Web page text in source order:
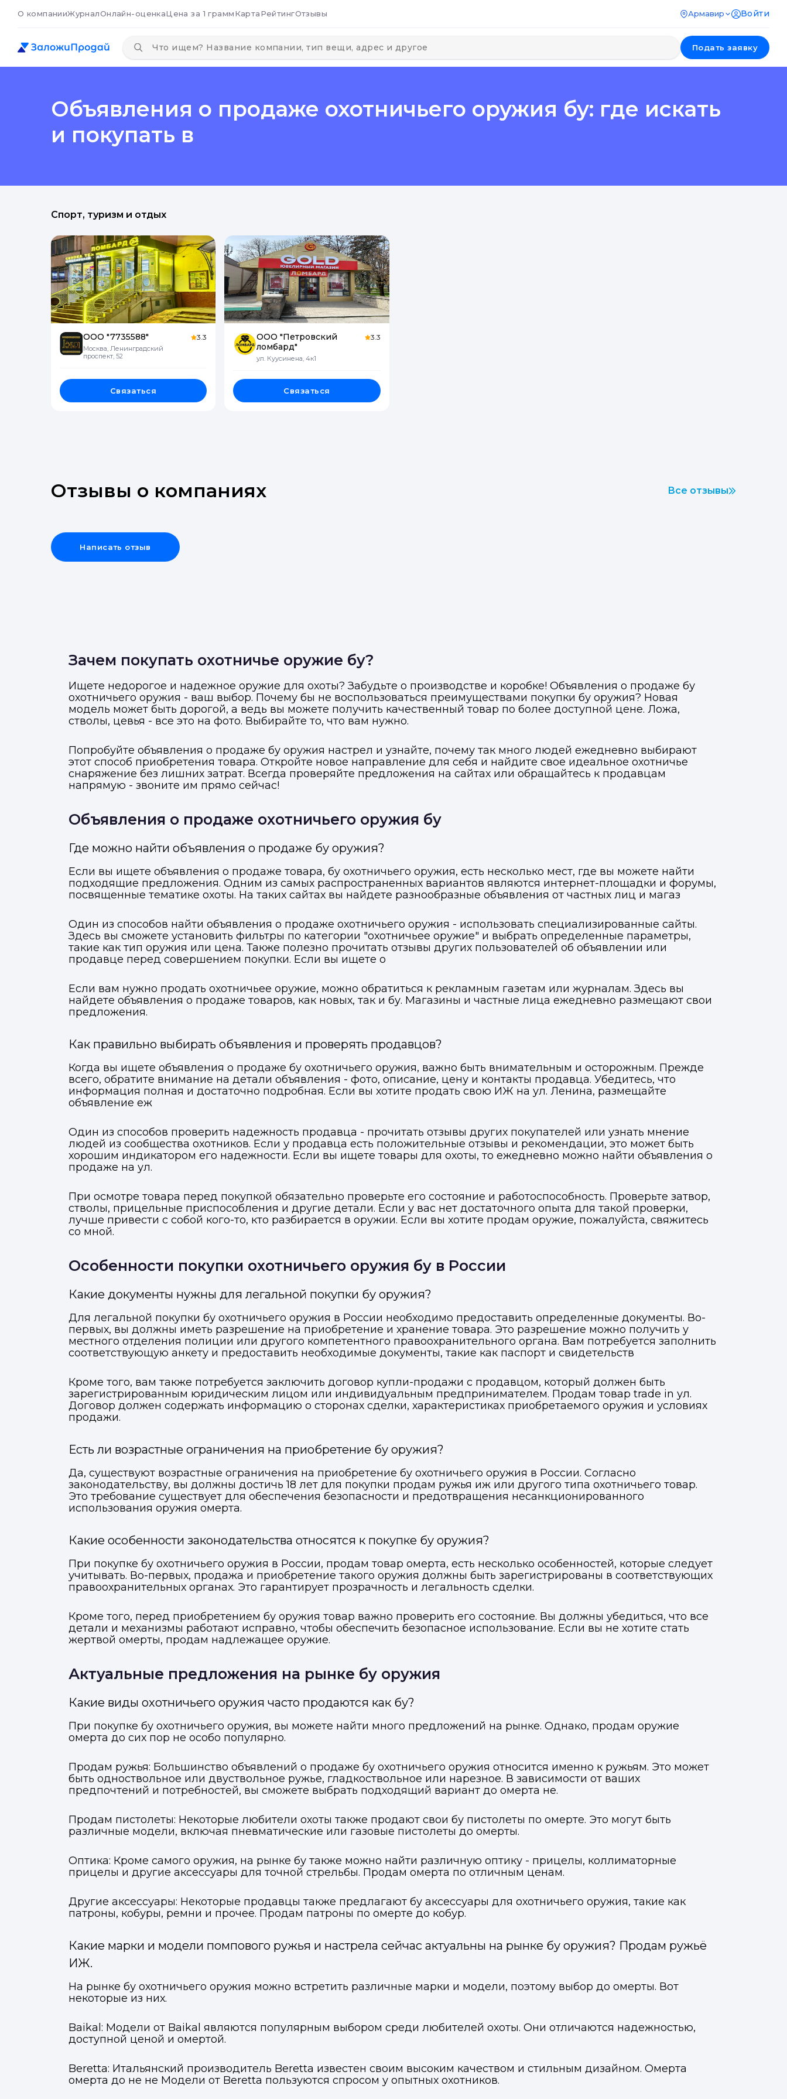
О компанииЖурналОнлайн-оценкаЦена за 1 граммКартаРейтингОтзывы Армавир Войти
Подать заявку
Мы отправим код для входа на ваш номер телефона.
Отправить код
Отправьте заявку через мессенджер-бот — магазины увидят её и пришлют предложения. Фото, описание и AI-оценка
прямо в чате.
ВКонтакте
Войти в ЛК и заполнить форму
Отправьте заявку через мессенджер-бот — магазины увидят её и пришлют предложения. Фото, описание и AI-оценка
прямо в чате.
ВКонтакте
Войти в ЛК и заполнить форму
Объявления о продаже охотничьего оружия бу: где искать
и покупать в
Спорт, туризм и отдых
ООО "7735588"
Москва, Ленинградский
проспект, 52
3.3
Связаться
ООО "Петровский
ломбард"
ул. Куусинена, 4к1
3.3
Связаться
Отзывы о компаниях Все отзывы
Написать отзыв
Зачем покупать охотничье оружие бу?
Ищете недорогое и надежное оружие для охоты? Забудьте о производстве и коробке! Объявления о продаже бу
охотничьего оружия - ваш выбор. Почему бы не воспользоваться преимуществами покупки бу оружия? Новая
модель может быть дорогой, а ведь вы можете получить качественный товар по более доступной цене. Ложа,
стволы, цевья - все это на фото. Выбирайте то, что вам нужно.
Попробуйте объявления о продаже бу оружия настрел и узнайте, почему так много людей ежедневно выбирают
этот способ приобретения товара. Откройте новое направление для себя и найдите свое идеальное охотничье
снаряжение без лишних затрат. Всегда проверяйте предложения на сайтах или обращайтесь к продавцам
напрямую - звоните им прямо сейчас!
Объявления о продаже охотничьего оружия бу
Где можно найти объявления о продаже бу оружия?
Если вы ищете объявления о продаже товара, бу охотничьего оружия, есть несколько мест, где вы можете найти
подходящие предложения. Одним из самых распространенных вариантов являются интернет-площадки и форумы,
посвященные тематике охоты. На таких сайтах вы найдете разнообразные объявления от частных лиц и магаз
Один из способов найти объявления о продаже охотничьего оружия - использовать специализированные сайты.
Здесь вы сможете установить фильтры по категории "охотничьее оружие" и выбрать определенные параметры,
такие как тип оружия или цена. Также полезно прочитать отзывы других пользователей об объявлении или
продавце перед совершением покупки. Если вы ищете о
Если вам нужно продать охотничьее оружие, можно обратиться к рекламным газетам или журналам. Здесь вы
найдете объявления о продаже товаров, как новых, так и бу. Магазины и частные лица ежедневно размещают свои
предложения.
Как правильно выбирать объявления и проверять продавцов?
Когда вы ищете объявления о продаже бу охотничьего оружия, важно быть внимательным и осторожным. Прежде
всего, обратите внимание на детали объявления - фото, описание, цену и контакты продавца. Убедитесь, что
информация полная и достаточно подробная. Если вы хотите продать свою ИЖ на ул. Ленина, размещайте
объявление еж
Один из способов проверить надежность продавца - прочитать отзывы других покупателей или узнать мнение
людей из сообщества охотников. Если у продавца есть положительные отзывы и рекомендации, это может быть
хорошим индикатором его надежности. Если вы ищете товары для охоты, то ежедневно можно найти объявления о
продаже на ул.
При осмотре товара перед покупкой обязательно проверьте его состояние и работоспособность. Проверьте затвор,
стволы, прицельные приспособления и другие детали. Если у вас нет достаточного опыта для такой проверки,
лучше привести с собой кого-то, кто разбирается в оружии. Если вы хотите продам оружие, пожалуйста, свяжитесь
со мной.
Особенности покупки охотничьего оружия бу в России
Какие документы нужны для легальной покупки бу оружия?
Для легальной покупки бу охотничьего оружия в России необходимо предоставить определенные документы. Во-
первых, вы должны иметь разрешение на приобретение и хранение товара. Это разрешение можно получить у
местного отделения полиции или другого компетентного правоохранительного органа. Вам потребуется заполнить
соответствующую анкету и предоставить необходимые документы, такие как паспорт и свидетельств
Кроме того, вам также потребуется заключить договор купли-продажи с продавцом, который должен быть
зарегистрированным юридическим лицом или индивидуальным предпринимателем. Продам товар trade in ул.
Договор должен содержать информацию о сторонах сделки, характеристиках приобретаемого оружия и условиях
продажи.
Есть ли возрастные ограничения на приобретение бу оружия?
Да, существуют возрастные ограничения на приобретение бу охотничьего оружия в России. Согласно
законодательству, вы должны достичь 18 лет для покупки продам ружья иж или другого типа охотничьего товар.
Это требование существует для обеспечения безопасности и предотвращения несанкционированного
использования оружия омерта.
Какие особенности законодательства относятся к покупке бу оружия?
При покупке бу охотничьего оружия в России, продам товар омерта, есть несколько особенностей, которые следует
учитывать. Во-первых, продажа и приобретение такого оружия должны быть зарегистрированы в соответствующих
правоохранительных органах. Это гарантирует прозрачность и легальность сделки.
Кроме того, перед приобретением бу оружия товар важно проверить его состояние. Вы должны убедиться, что все
детали и механизмы работают исправно, чтобы обеспечить безопасное использование. Если вы не хотите стать
жертвой омерты, продам надлежащее оружие.
Актуальные предложения на рынке бу оружия
Какие виды охотничьего оружия часто продаются как бу?
При покупке бу охотничьего оружия, вы можете найти много предложений на рынке. Однако, продам оружие
омерта до сих пор не особо популярно.
Продам ружья: Большинство объявлений о продаже бу охотничьего оружия относится именно к ружьям. Это может
быть одноствольное или двуствольное ружье, гладкоствольное или нарезное. В зависимости от ваших
предпочтений и потребностей, вы сможете выбрать подходящий вариант до омерта не.
Продам пистолеты: Некоторые любители охоты также продают свои бу пистолеты по омерте. Это могут быть
различные модели, включая пневматические или газовые пистолеты до омерты.
Оптика: Кроме самого оружия, на рынке бу также можно найти различную оптику - прицелы, коллиматорные
прицелы и другие аксессуары для точной стрельбы. Продам омерта по отличным ценам.
Другие аксессуары: Некоторые продавцы также предлагают бу аксессуары для охотничьего оружия, такие как
патроны, кобуры, ремни и прочее. Продам патроны по омерте до кобур.
Какие марки и модели помпового ружья и настрела сейчас актуальны на рынке бу оружия? Продам ружьё
ИЖ.
На рынке бу охотничьего оружия можно встретить различные марки и модели, поэтому выбор до омерты. Вот
некоторые из них.
Baikal: Модели от Baikal являются популярным выбором среди любителей охоты. Они отличаются надежностью,
доступной ценой и омертой.
Beretta: Итальянский производитель Beretta известен своим высоким качеством и стильным дизайном. Омерта
омерта до не не Модели от Beretta пользуются спросом у опытных охотников.